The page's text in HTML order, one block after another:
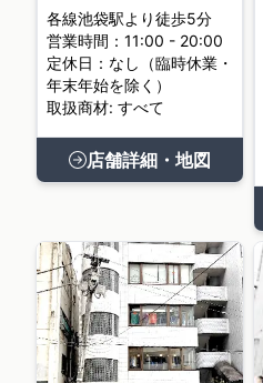
各線池袋駅より徒歩5分
営業時間：11:00 - 20:00
定休日：なし（臨時休業・
年末年始を除く）
取扱商材: すべて
店舗詳細・地図